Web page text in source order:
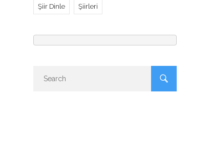
Şiir Dinle Şiirleri